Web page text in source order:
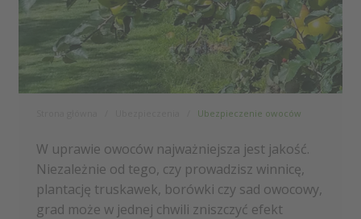
Ubezpieczenie owoców
W uprawie owoców najważniejsza jest jakość.
Niezależnie od tego, czy prowadzisz winnicę,
plantację truskawek, borówki czy sad owocowy,
grad może w jednej chwili zniszczyć efekt